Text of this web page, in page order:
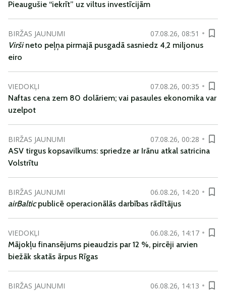
Pieaugušie “iekrīt” uz viltus investīcijām
BIRŽAS JAUNUMI
07.08.26, 08:51
Viršineto peļņa pirmajā pusgadā sasniedz 4,2 miljonus
eiro
VIEDOKĻI
07.08.26, 00:35
Naftas cena zem 80 dolāriem; vai pasaules ekonomika var
uzelpot
BIRŽAS JAUNUMI
07.08.26, 00:28
ASV tirgus kopsavilkums: spriedze ar Irānu atkal satricina
Volstrītu
BIRŽAS JAUNUMI
06.08.26, 14:20
airBalticpublicē operacionālās darbības rādītājus
VIEDOKĻI
06.08.26, 14:17
Mājokļu finansējums pieaudzis par 12 %, pircēji arvien
biežāk skatās ārpus Rīgas
BIRŽAS JAUNUMI
06.08.26, 14:13